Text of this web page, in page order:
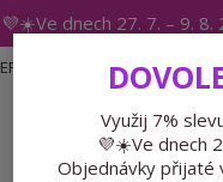
💜☀️Ve dnech 27. 7. –
BLOG
Využij 7%
💜☀️Ve dnech
Objednávky přijaté